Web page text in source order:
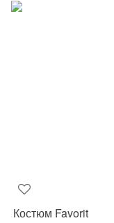
Костюм Favorit